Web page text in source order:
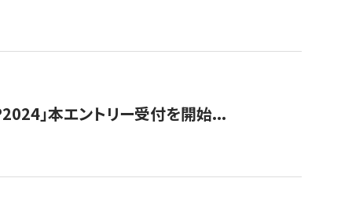
」本エントリー受付を開始...